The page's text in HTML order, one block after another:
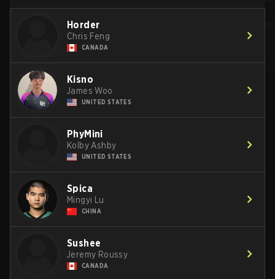
Horder
Chris Feng
CANADA
Kisno
James Woo
UNITED STATES
PhyMini
Kolby Ashby
UNITED STATES
Spica
Mingyi Lu
CHINA
Sushee
Jeremy Roussy
CANADA